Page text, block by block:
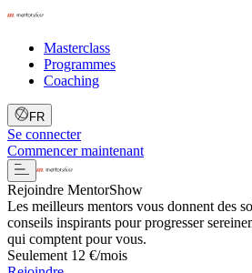
Masterclass
Programmes
Coaching
FR
Se connecter
Commencer maintenant
Rejoindre MentorShow
Les meilleurs mentors vous donnent des
conseils inspirants pour progresser
qui comptent pour vous.
Seulement 12 €/mois